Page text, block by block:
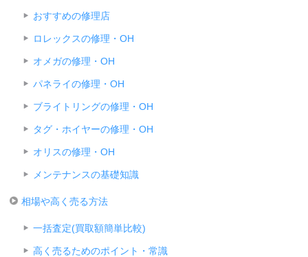
おすすめの修理店
ロレックスの修理・OH
オメガの修理・OH
パネライの修理・OH
ブライトリングの修理・OH
タグ・ホイヤーの修理・OH
オリスの修理・OH
メンテナンスの基礎知識
相場や高く売る方法
一括査定(買取額簡単比較)
高く売るためのポイント・常識